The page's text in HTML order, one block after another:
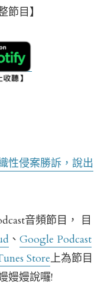
節目】
性侵案勝訴，說出
音頻節目， 目
、 Google Podcast
Store上為節目
嫚嫚說囉!